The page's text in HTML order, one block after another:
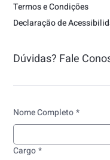
Dúvidas? Fale
Nome Completo *
Cargo *
Termos e Condições
Declaração de